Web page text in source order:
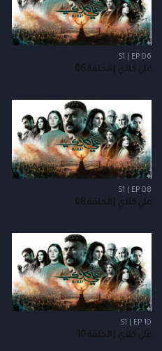
S1 | EP 06
علي كلاي | الحلقة 06
S1 | EP 08
علي كلاي | الحلقة 08
S1 | EP 10
علي كلاي | الحلقة 10